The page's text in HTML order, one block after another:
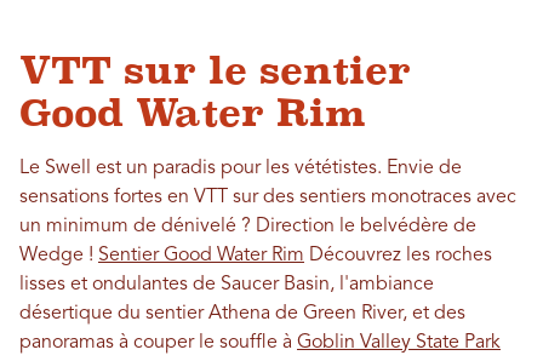
VTT sur le sentier
Good Water Rim
Le Swell est un paradis pour les vététistes. Envie de
sensations fortes en VTT sur des sentiers monotraces avec
un minimum de dénivelé ? Direction le belvédère de
Wedge ! Sentier Good Water Rim Découvrez les roches
lisses et ondulantes de Saucer Basin, l'ambiance
désertique du sentier Athena de Green River, et des
panoramas à couper le souffle à Goblin Valley State Park